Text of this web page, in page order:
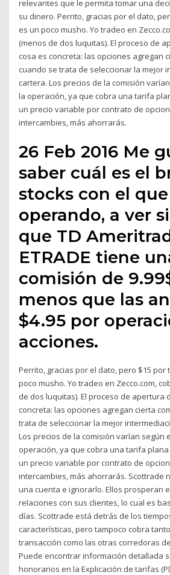
relevantes que le permita tomar una
su dinero. Perrito, gracias por el dato,
es un poco musho. Yo tradeo en
(menos de dos luquitas). El proceso de
cosa es concreta: las opciones agregan
cuando se trata de seleccionar la mejor
cartera. Los precios de la comisión
la operación, ya que cobra una tarifa
un precio variable por contrato de
intercambies, más ahorrarás.
26 Feb 2016 Me
saber cuál es el
stocks con el
operando, a ver
que TD
ETRADE tiene
comisión de
menos que las
$4.95 por
acciones.
Perrito, gracias por el dato, pero $15 por
poco musho. Yo tradeo en Zecco.com,
de dos luquitas). El proceso de apertura
concreta: las opciones agregan cierta
trata de seleccionar la mejor
Los precios de la comisión varían según
operación, ya que cobra una tarifa
un precio variable por contrato de
intercambies, más ahorrarás. Scottrade
una cuenta e ignorarlo. Ellos prosperan
relaciones con sus clientes, lo cual es
días. Scottrade está detrás de los
características, pero tampoco cobra
transacción como las otras corredoras
Puede encontrar información detallada
honorarios en la Explicación de tarifas